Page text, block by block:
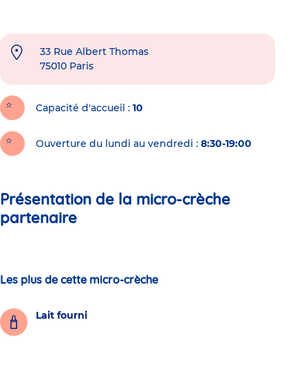
33 Rue Albert Thomas
75010 Paris
Capacité d'accueil 10
Ouverture du lundi au vendredi : 8:30-19:00
Présentation de la micro-crèche
partenaire
Les plus de cette micro-crèche
Lait fourni